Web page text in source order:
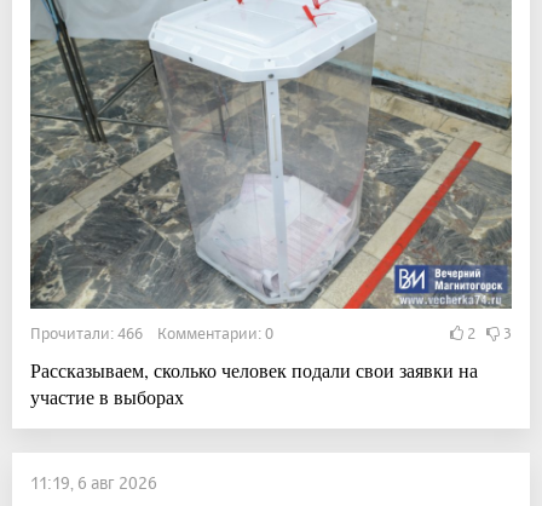
Прочитали: 466 Комментарии: 0 2 3
Рассказываем, сколько человек подали свои заявки на
участие в выборах
11:19, 6 авг 2026